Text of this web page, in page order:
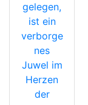
gelegen,
ist ein
verborge
nes
Juwel im
Herzen
der